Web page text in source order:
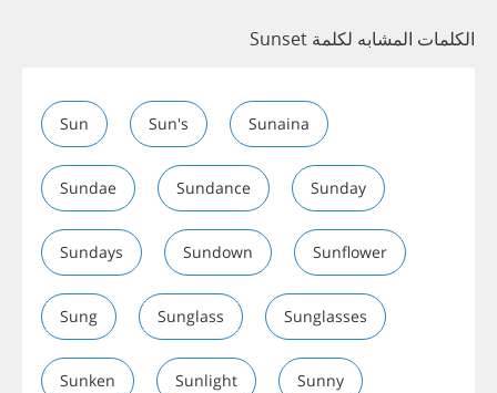
الكلمات المشابه لكلمة Sunset
Sun Sun's Sunaina
Sundae Sundance Sunday
Sundays Sundown Sunflower
Sung Sunglass Sunglasses
Sunken Sunlight Sunny